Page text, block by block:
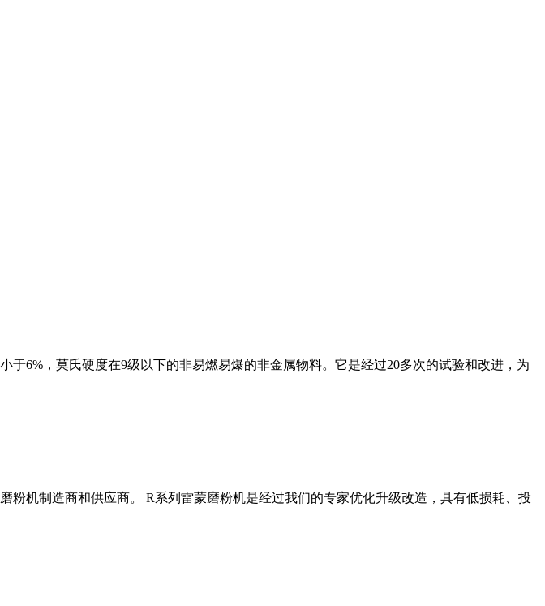
6%，莫氏硬度在9级以下的非易燃易爆的非金属物料。它是经过20多次的试验和改进，为
机制造商和供应商。 R系列雷蒙磨粉机是经过我们的专家优化升级改造，具有低损耗、投